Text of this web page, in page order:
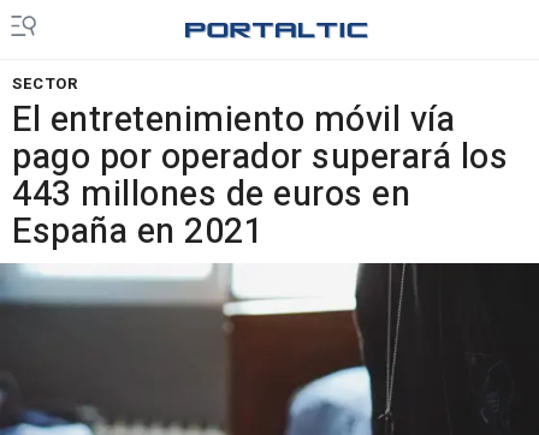
SECTOR
El entretenimiento móvil vía
pago por operador superará los
443 millones de euros en
España en 2021